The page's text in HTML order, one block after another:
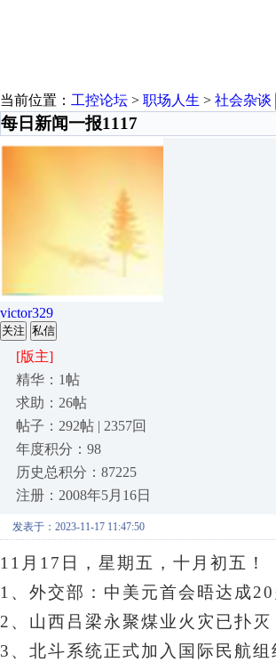
当前位置： 工控论坛 > 职场人生 > 社会杂谈
每日新闻一报1117
victor329
关注 私信
[版主]
精华：1帖
求助：26帖
帖子：292帖 | 2357回
年度积分：98
历史总积分：87225
注册：2008年5月16日
发表于：2023-11-17 11:47:50
11月17日，星期五 ，十月初五！
1、 外交部：中美元首会晤达成
2、山西吕梁永聚煤业火灾已扑
3、北斗系统正式加入国际民航